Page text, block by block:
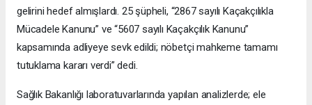
gelirini hedef almışlardı. 25 şüpheli, “2867 sayılı Kaçakçılıkla
Mücadele Kanunu” ve “5607 sayılı Kaçakçılık Kanunu”
kapsamında adliyeye sevk edildi; nöbetçi mahkeme tamamı
tutuklama kararı verdi” dedi.
Sağlık Bakanlığı laboratuvarlarında yapılan analizlerde; ele